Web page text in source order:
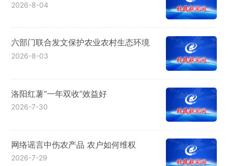
2026-8-04
六部门联合发文保护农业农村生态环境
2026-8-03
洛阳红薯“一年双收”效益好
2026-7-30
网络谣言中伤农产品 农户如何维权
2026-7-29